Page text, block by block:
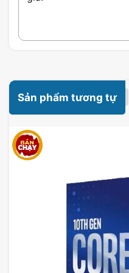
Được trang bị công
Đặc biệt, độ bền của
một điểm cộng lớn,
cho những ứng dụng
thông. Đây quả thực là
bất kỳ ai cần nâng cao
Sản phẩm tương tự